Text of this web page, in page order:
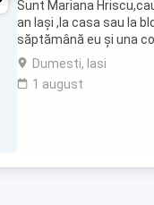
Sunt Mariana
an Iași ,la casa sau la
săptămână eu și una
Dumesti, Iasi
1 august